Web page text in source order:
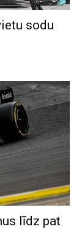
sodu
līdz pat